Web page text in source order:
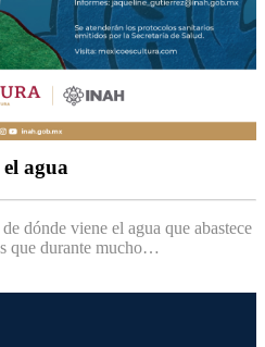
agua
dónde viene el agua que abastece
que durante mucho…